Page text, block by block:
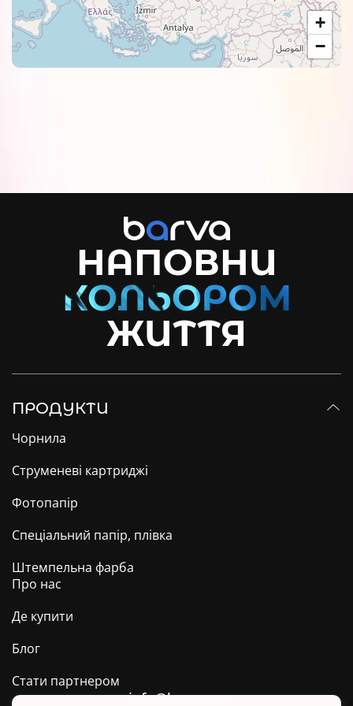
+
−
НАПОВНИ
ЖИТТЯ
ПРОДУКТИ
Чорнила
Струменеві картриджі
Фотопапір
Спеціальний папір, плівка
Штемпельна фарба
Про нас
Де купити
Блог
Стати партнером
info@barva.ua